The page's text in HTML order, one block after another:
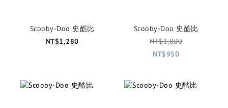
Scooby-Doo 史酷比
NT$1,280
Scooby-Doo 史酷比
NT$1,080
NT$950